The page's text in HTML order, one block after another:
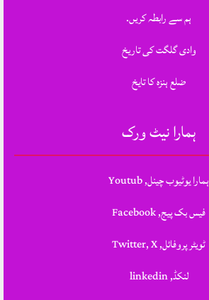
ہم سے رابطہ کریں.
وادی گلگت کی تاریخ
ضلع ہنزہ کا تایخ
ہمارا نیٹ ورک
ہمارا یوٹیوب چینل, Youtub
فیس بک پیج, Facebook
ٹویٹر پروفائل, Twitter, X
لنکڈ, linkedin